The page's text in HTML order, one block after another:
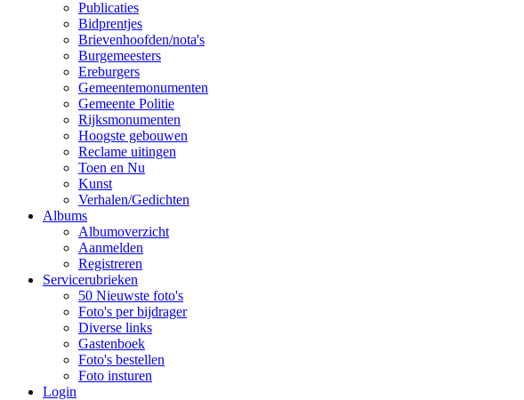
Publicaties
Bidprentjes
Brievenhoofden/nota's
Burgemeesters
Ereburgers
Gemeentemonumenten
Gemeente Politie
Rijksmonumenten
Hoogste gebouwen
Reclame uitingen
Toen en Nu
Kunst
Verhalen/Gedichten
Albums
Albumoverzicht
Aanmelden
Registreren
Servicerubrieken
50 Nieuwste foto's
Foto's per bijdrager
Diverse links
Gastenboek
Foto's bestellen
Foto insturen
Login